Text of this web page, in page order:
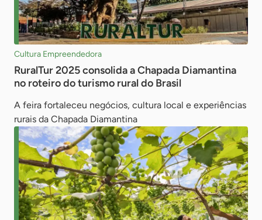
Cultura Empreendedora
RuralTur 2025 consolida a Chapada Diamantina
no roteiro do turismo rural do Brasil
A feira fortaleceu negócios, cultura local e experiências
rurais da Chapada Diamantina